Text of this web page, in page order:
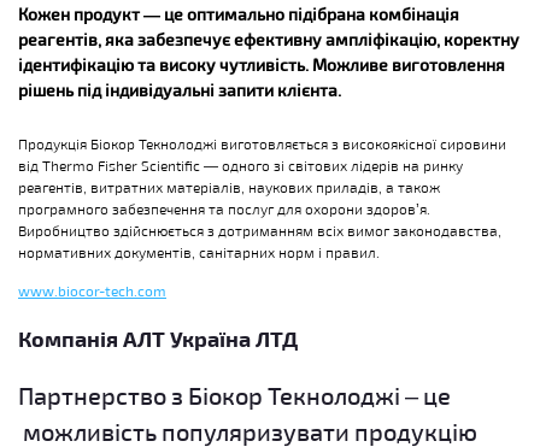
Кожен продукт — це оптимально підібрана комбінація
реагентів, яка забезпечує ефективну ампліфікацію, коректну
ідентифікацію та високу чутливість. Можливе виготовлення
рішень під індивідуальні запити клієнта.
Продукція Біокор Текнолоджі виготовляється з високоякісної сировини
від Thermo Fisher Scientific — одного зі світових лідерів на ринку
реагентів, витратних матеріалів, наукових приладів, а також
програмного забезпечення та послуг для охорони здоров’я.
Виробництво здійснюється з дотриманням всіх вимог законодавства,
нормативних документів, санітарних норм і правил.
www.biocor-tech.com
Компанія АЛТ Україна ЛТД
Партнерство з Біокор Текнолоджі – це
можливість популяризувати продукцію